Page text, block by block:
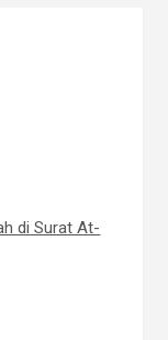
di Surat At-